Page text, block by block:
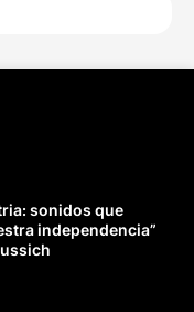
sonidos que
independencia”